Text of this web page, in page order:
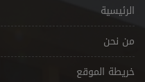
الرئيسية
من نحن
خريطة الموقع